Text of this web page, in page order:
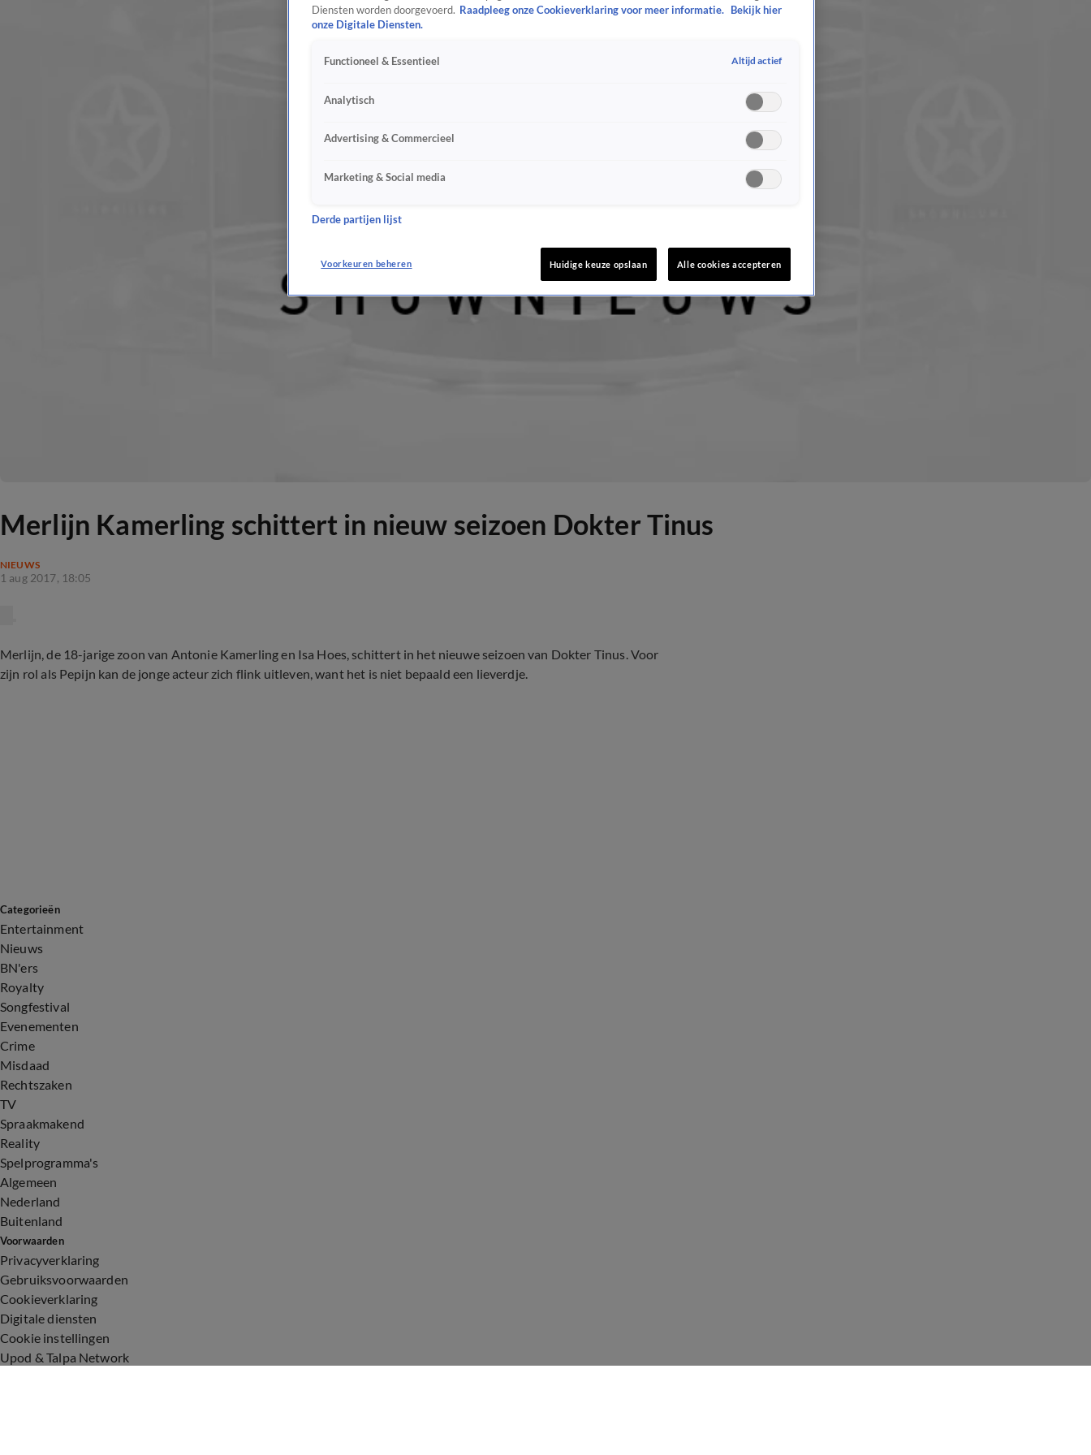
Merlijn Kamerling schittert in nieuw seizoen Dokter Tinus
NIEUWS
1 aug 2017, 18:05
Merlijn, de 18-jarige zoon van Antonie Kamerling en Isa Hoes, schittert in het nieuwe seizoen van Dokter Tinus. Voor
zijn rol als Pepijn kan de jonge acteur zich flink uitleven, want het is niet bepaald een lieverdje.
Categorieën
Entertainment
Nieuws
BN'ers
Royalty
Songfestival
Evenementen
Crime
Misdaad
Rechtszaken
TV
Spraakmakend
Reality
Spelprogramma's
Algemeen
Nederland
Buitenland
Voorwaarden
Privacyverklaring
Gebruiksvoorwaarden
Cookieverklaring
Digitale diensten
Cookie instellingen
Upod & Talpa Network
Diensten worden doorgevoerd. Raadpleeg onze Cookieverklaring voor meer informatie.
Bekijk hier
onze Digitale Diensten.
Functioneel & Essentieel Altijd actief
Analytisch
Advertising & Commercieel
Marketing & Social media
Derde partijen lijst
Voorkeuren beheren Huidige keuze opslaan Alle cookies accepteren